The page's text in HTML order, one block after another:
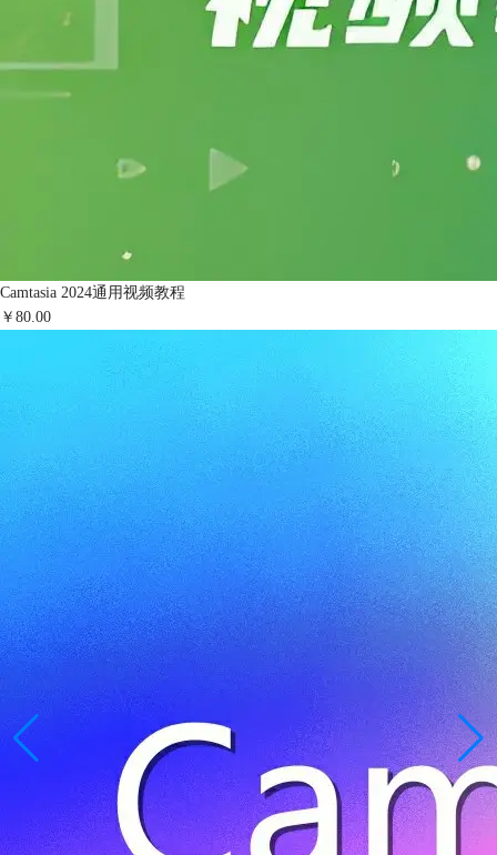
Camtasia 2024通用视频教程
￥80.00